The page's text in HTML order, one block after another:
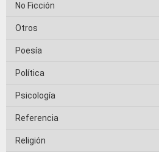
No Ficción
Otros
Poesía
Política
Psicología
Referencia
Religión